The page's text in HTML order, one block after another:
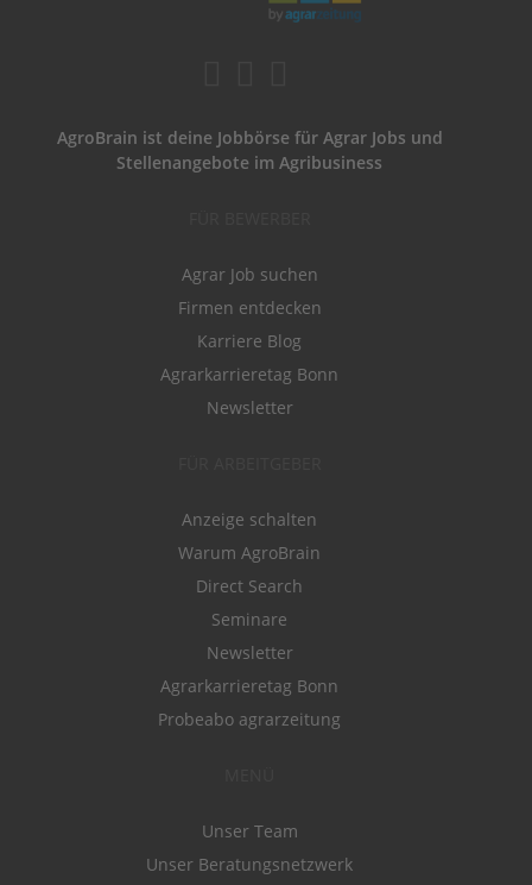
AgroBrain ist deine Jobbörse für Agrar Jobs und
Stellenangebote im Agribusiness
Agrar Job suchen
Firmen entdecken
Karriere Blog
Agrarkarrieretag Bonn
Newsletter
Anzeige schalten
Warum AgroBrain
Direct Search
Seminare
Newsletter
Agrarkarrieretag Bonn
Probeabo agrarzeitung
Unser Team
Unser Beratungsnetzwerk